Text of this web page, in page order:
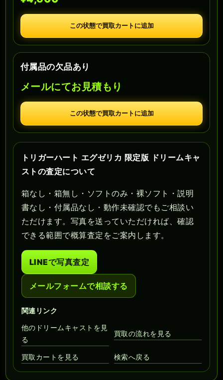
この状態で買取カートに追加
付属品の欠品あり
メールにてお見積もり
この状態で買取カートに追加
トリガーハート エグゼリカ 限定版 ドリームキャ
ストの査定について
箱なし・箱無し・ソフトのみ・裸ソフト・説明
書なし・付属品なし・動作未確認でもご相談い
ただけます。写真を送っていただければ、確認
できる範囲で概算査定をご案内します。
LINEで写真査定
メールフォームで相談する
関連リンク
他のドリームキャストを見
る
買取の流れを見る
買取カートを見る 検索へ戻る